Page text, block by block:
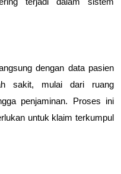
dengan data pasien
sakit, mulai dari ruang
penjaminan. Proses ini
untuk klaim terkumpul